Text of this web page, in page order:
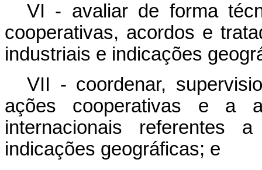
VI - avaliar de forma
cooperativas, acordos e
industriais e indicações
VII - coordenar,
ações cooperativas e a
internacionais referentes
indicações geográficas; e